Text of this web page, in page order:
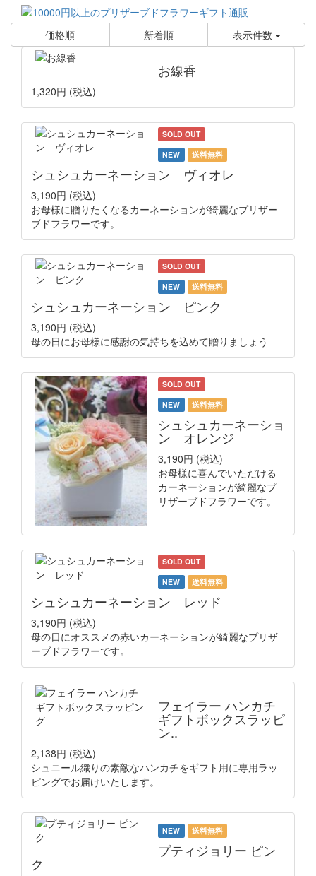
価格順 新着順 表示件数
お線香
1,320円 (税込)
SOLD OUT
NEW
送料無料
シュシュカーネーション ヴィオレ
3,190円 (税込)
お母様に贈りたくなるカーネーションが綺麗なプリザー
ブドフラワーです。
SOLD OUT
NEW
送料無料
シュシュカーネーション ピンク
3,190円 (税込)
母の日にお母様に感謝の気持ちを込めて贈りましょう
SOLD OUT
NEW
送料無料
シュシュカーネーショ
ン オレンジ
3,190円 (税込)
お母様に喜んでいただける
カーネーションが綺麗なプ
リザーブドフラワーです。
SOLD OUT
NEW
送料無料
シュシュカーネーション レッド
3,190円 (税込)
母の日にオススメの赤いカーネーションが綺麗なプリザ
ーブドフラワーです。
フェイラー ハンカチ
ギフトボックスラッピ
ン..
2,138円 (税込)
シュニール織りの素敵なハンカチをギフト用に専用ラッ
ピングでお届けいたします。
NEW 送料無料
プティジョリー ピン
ク